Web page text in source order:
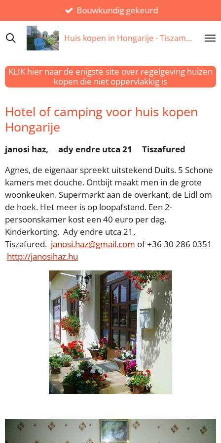
direct
naar
Huis kopen in Hongarije- Tiszameer
Bouwkundig gekeurd
KLIK hier naar de enigste site over regelgeving huizen
kopen die niet oppervlakkig is
Hotel of camping voor huis kopen
Hongarije
janosi haz, ady endre utca 21 Tiszafured
Agnes, de eigenaar spreekt uitstekend Duits. 5 Schone
kamers met douche. Ontbijt maakt men in de grote
woonkeuken. Supermarkt aan de overkant, de Lidl om
de hoek. Het meer is op loopafstand. Een 2-
persoonskamer kost een 40 euro per dag.
Kinderkorting. Ady endre utca 21,
Tiszafured. janosi.haz@gmail.com of +36 30 286 0351
http://janosihaz.hu